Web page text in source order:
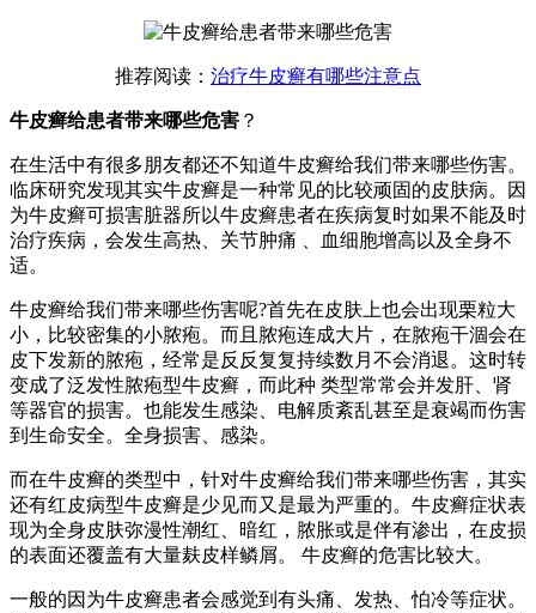
推荐阅读： 治疗牛皮癣有哪些注意点
牛皮癣给患者带来哪些危害 ？
在生活中有很多朋友都还不知道牛皮癣给我们带来哪些伤害。
临床研究发现其实牛皮癣是一种常见的比较顽固的皮肤病。因
为牛皮癣可损害脏器所以牛皮癣患者在疾病复时如果不能及时
治疗疾病，会发生高热、关节肿痛 、血细胞增高以及全身不
适。
牛皮癣给我们带来哪些伤害呢?首先在皮肤上也会出现栗粒大
小，比较密集的小脓疱。而且脓疱连成大片，在脓疱干涸会在
皮下发新的脓疱，经常是反反复复持续数月不会消退。这时转
变成了泛发性脓疱型牛皮癣，而此种 类型常常会并发肝、肾
等器官的损害。也能发生感染、电解质紊乱甚至是衰竭而伤害
到生命安全。全身损害、感染。
而在牛皮癣的类型中，针对牛皮癣给我们带来哪些伤害，其实
还有红皮病型牛皮癣是少见而又是最为严重的。牛皮癣症状表
现为全身皮肤弥漫性潮红、暗红，脓胀或是伴有渗出，在皮损
的表面还覆盖有大量麸皮样鳞屑。 牛皮癣的危害比较大。
一般的因为牛皮癣患者会感觉到有头痛、发热、怕冷等症状。